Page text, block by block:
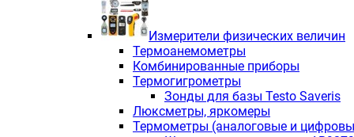
Индикаторы аналоговых
Измерители COS F
Комбинированные приборы
Комбинированные приборы
Комбинированные приборы
Анализаторы качества
Анализаторы мощности
Измерители физических величин
Термоанемометры
Комбинированные приборы
Термогигрометры
Зонды для базы Testo Saveris
Люксметры, яркомеры
Термометры (аналоговые и